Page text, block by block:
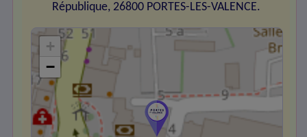
République, 26800 PORTES-LES-VALENCE.
+
−